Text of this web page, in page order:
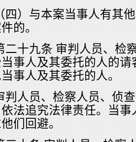
四）与本案当事人有其
的。
二十九条 审判人员、检
事人及其委托的人的
事人及其委托的人。
判人员、检察人员、侦
法追究法律责任。当
们回避。